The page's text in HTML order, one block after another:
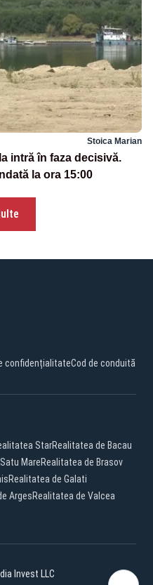
Stoica Marian
intră în faza decisivă.
la ora 15:00
confidențialitateCod de conduită
StarRealitatea de Bacau
MareRealitatea de Brasov
Realitatea de Galati
ArgesRealitatea de Valcea
Invest LLC